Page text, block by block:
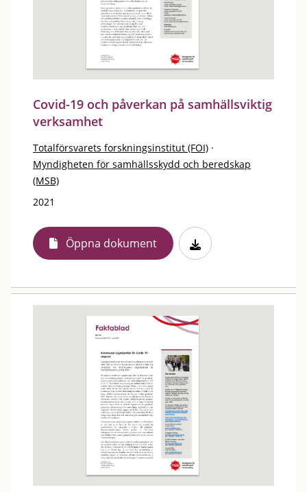
Covid-19 och påverkan på samhällsviktig
verksamhet
Totalförsvarets forskningsinstitut (FOI) ·
Myndigheten för samhällsskydd och beredskap
(MSB)
2021
Öppna dokument